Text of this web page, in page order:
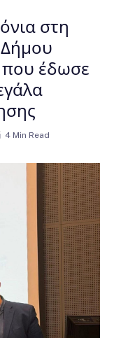
στη
Δήμου
έδωσε
4 Min Read